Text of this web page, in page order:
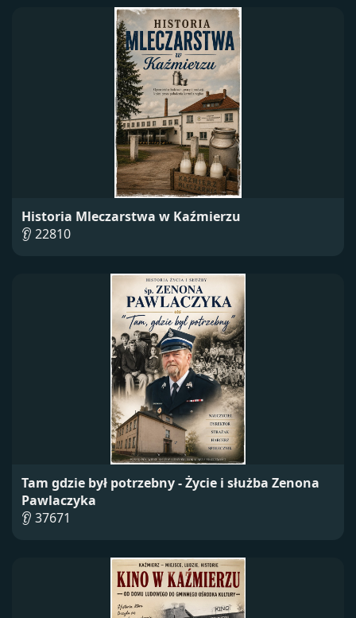
Historia Mleczarstwa w Kaźmierzu
👂 22810
Tam gdzie był potrzebny - Życie i służba Zenona
Pawlaczyka
👂 37671